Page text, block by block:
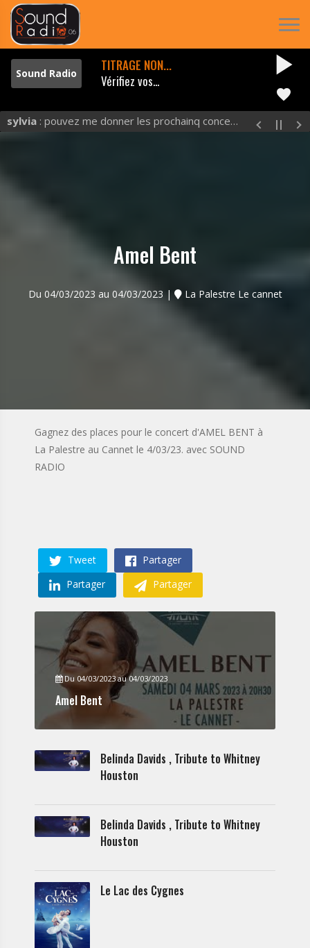
TITRAGE NON...
Vérifiez vos...
play_arrow
favorite
sylvia : pouvez me donner les prochainq concerts et excluuu
Amel Bent
Du 04/03/2023 au 04/03/2023 | La Palestre Le cannet
Gagnez des places pour le concert d'AMEL BENT à
La Palestre au Cannet le 4/03/23. avec SOUND
RADIO
Tweet
Partager
Partager
Partager
Du 04/03/2023 au 04/03/2023
Amel Bent
Belinda Davids , Tribute to Whitney
Houston
Belinda Davids , Tribute to Whitney
Houston
Le Lac des Cygnes